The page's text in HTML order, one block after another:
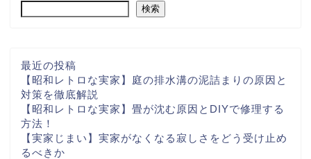
検索
最近の投稿
【昭和レトロな実家】庭の排水溝の泥詰まりの原因と
対策を徹底解説
【昭和レトロな実家】畳が沈む原因とDIYで修理する
方法！
【実家じまい】実家がなくなる寂しさをどう受け止め
るべきか